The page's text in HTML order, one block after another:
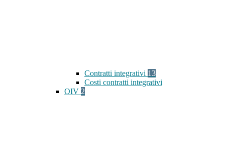
Contratti integrativi 13
Costi contratti integrativi
OIV 2